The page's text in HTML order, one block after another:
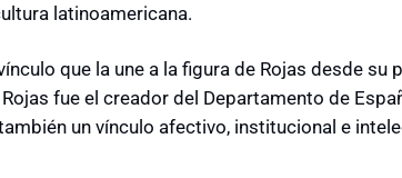
latinoamericana.
que la une a la figura de Rojas desde su
fue el creador del Departamento de
un vínculo afectivo, institucional e